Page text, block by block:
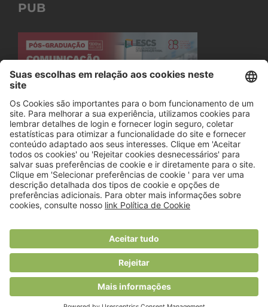
PUB
© 2018 Viver Saudável
O portal dos profissionais de nutrição
Created byRHP Consulting